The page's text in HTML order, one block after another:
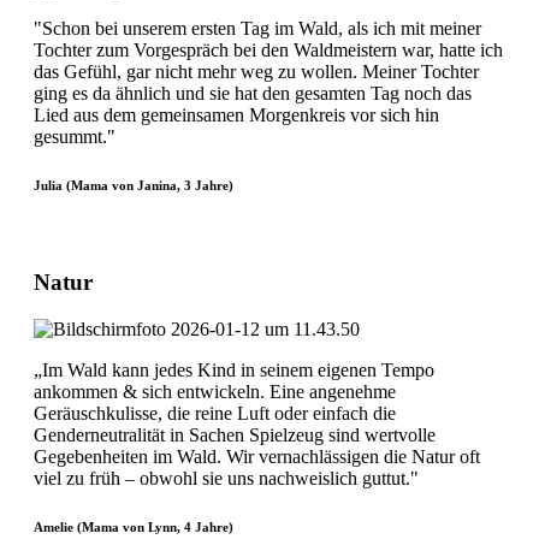
"Schon bei unserem ersten Tag im Wald, als ich mit meiner
Tochter zum Vorgespräch bei den Waldmeistern war, hatte ich
das Gefühl, gar nicht mehr weg zu wollen. Meiner Tochter
ging es da ähnlich und sie hat den gesamten Tag noch das
Lied aus dem gemeinsamen Morgenkreis vor sich hin
gesummt."
Julia (Mama von Janina, 3 Jahre)
Natur
„Im Wald kann jedes Kind in seinem eigenen Tempo
ankommen & sich entwickeln. Eine angenehme
Geräuschkulisse, die reine Luft oder einfach die
Genderneutralität in Sachen Spielzeug sind wertvolle
Gegebenheiten im Wald. Wir vernachlässigen die Natur oft
viel zu früh – obwohl sie uns nachweislich guttut."
Amelie (Mama von Lynn, 4 Jahre)